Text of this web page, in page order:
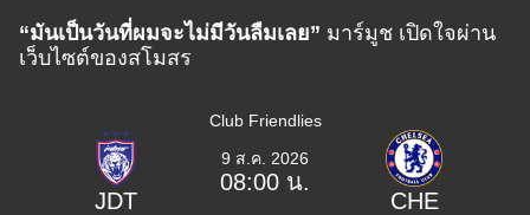
“มันเป็นวันที่ผมจะไม่มีวันลืมเลย” มาร์มูช เปิดใจผ่าน
เว็บไซต์ของสโมสร
Club Friendlies
JDT
9 ส.ค. 2026
08:00 น.
CHE